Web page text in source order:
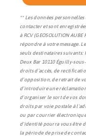
** Les données
contacter et sont
à RCV (GEOSOLUTION
répondre à votre message.
seuls destinataires suivants:
Deux Bar 10110 Éguilly-
droits d’accès, de
d’opposition, de retrait de
d’introduire une
d’organiser le sort de vos
droits par voie postale à
ou par courrier
d'identité pourra vous être
la période de prise de